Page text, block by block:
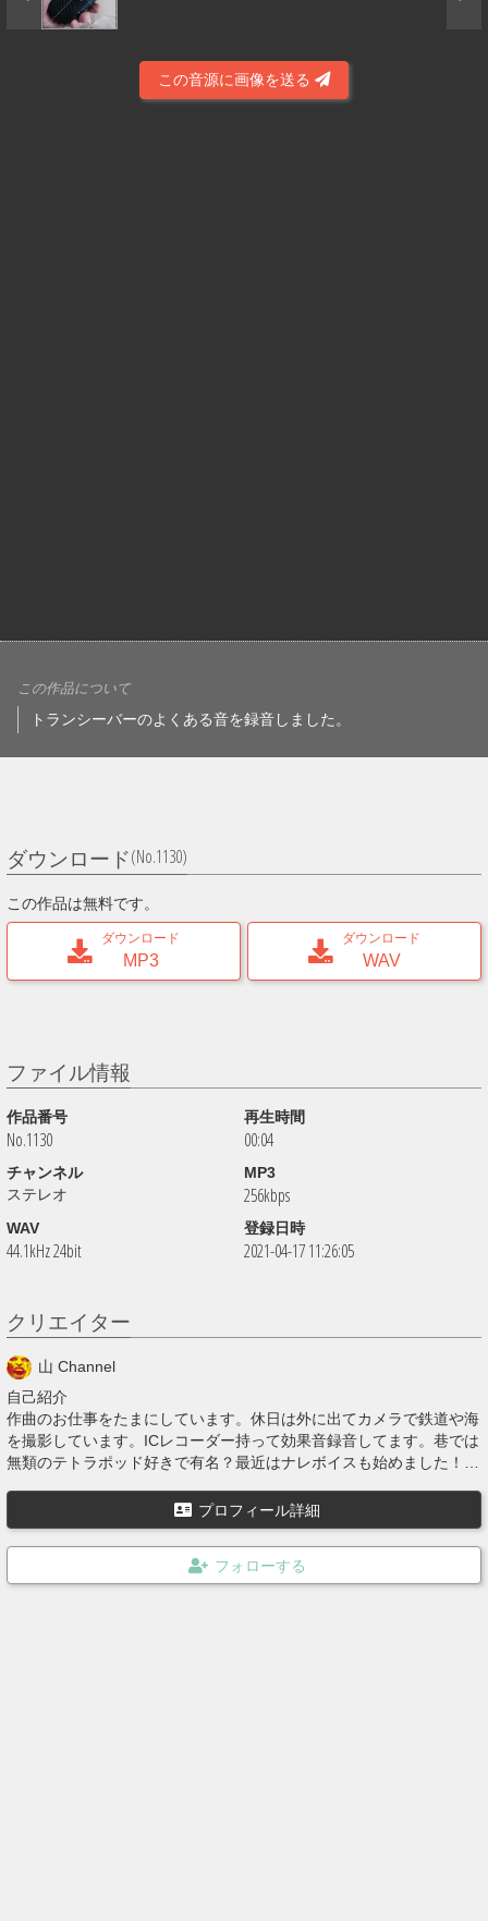
この音源に画像を送る
この作品について
トランシーバーのよくある音を録音しました。
ダウンロード(No.1130)
この作品は無料です。
ダウンロード
MP3
ダウンロード
WAV
ファイル情報
作品番号
No.1130
再生時間
00:04
チャンネル
ステレオ
MP3
256kbps
WAV
44.1kHz 24bit
登録日時
2021-04-17 11:26:05
クリエイター
山 Channel
自己紹介
作曲のお仕事をたまにしています。休日は外に出てカメラで鉄道や海
を撮影しています。ICレコーダー持って効果音録音してます。巷では
無類のテトラポッド好きで有名？最近はナレボイスも始めました！地
プロフィール詳細